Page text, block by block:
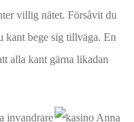
villig nätet. Försåvit du
bege sig tillväga. En
alla kant gärna likadan
invandrare